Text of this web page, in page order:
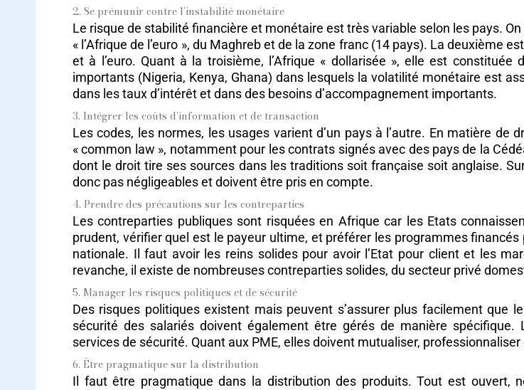
2. Se prémunir contre l’instabilité monétaire
Le risque de stabilité financière et monétaire est très variable selon les pays.
« l’Afrique de l’euro », du Maghreb et de la zone franc (14 pays). La deuxième
et à l’euro. Quant à la troisième, l’Afrique « dollarisée », elle est
importants (Nigeria, Kenya, Ghana) dans lesquels la volatilité monétaire est
dans les taux d’intérêt et dans des besoins d’accompagnement importants.
3. Intégrer les coûts d’information et de transaction
Les codes, les normes, les usages varient d’un pays à l’autre. En matière
« common law », notamment pour les contrats signés avec des pays de la
dont le droit tire ses sources dans les traditions soit française soit anglaise.
donc pas négligeables et doivent être pris en compte.
4. Prendre des précautions sur les contreparties
Les contreparties publiques sont risquées en Afrique car les Etats
prudent, vérifier quel est le payeur ultime, et préférer les programmes
nationale. Il faut avoir les reins solides pour avoir l’Etat pour client et les
revanche, il existe de nombreuses contreparties solides, du secteur privé
5. Manager les risques politiques et de sécurité
Des risques politiques existent mais peuvent s’assurer plus facilement que
sécurité des salariés doivent également être gérés de manière
services de sécurité. Quant aux PME, elles doivent mutualiser,
6. Être pragmatique sur la distribution
Il faut être pragmatique dans la distribution des produits. Tout est ouvert,